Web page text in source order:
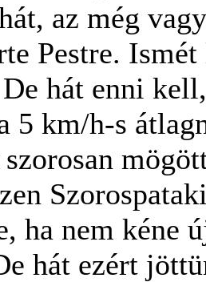
az még
Pestre.
hát enni
5 km/h-s
ha nem kéne
hát ezért